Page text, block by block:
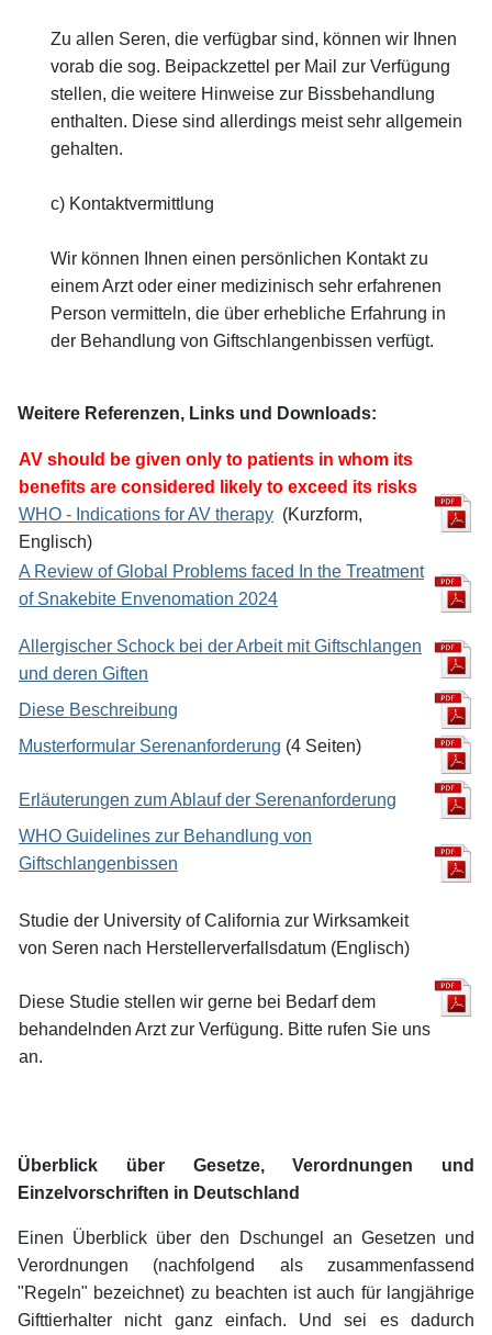
Zu allen Seren, die verfügbar sind, können wir Ihnen
vorab die sog. Beipackzettel per Mail zur Verfügung
stellen, die weitere Hinweise zur Bissbehandlung
enthalten. Diese sind allerdings meist sehr allgemein
gehalten.
c) Kontaktvermittlung
Wir können Ihnen einen persönlichen Kontakt zu
einem Arzt oder einer medizinisch sehr erfahrenen
Person vermitteln, die über erhebliche Erfahrung in
der Behandlung von Giftschlangenbissen verfügt.
Weitere Referenzen, Links und Downloads:
AV should be given only to patients in whom its
benefits are considered likely to exceed its risks
WHO - Indications for AV therapy (Kurzform,
Englisch)
A Review of Global Problems faced In the Treatment
of Snakebite Envenomation 2024
Allergischer Schock bei der Arbeit mit Giftschlangen
und deren Giften
Diese Beschreibung
Musterformular Serenanforderung (4 Seiten)
Erläuterungen zum Ablauf der Serenanforderung
WHO Guidelines zur Behandlung von
Giftschlangenbissen
Studie der University of California zur Wirksamkeit
von Seren nach Herstellerverfallsdatum (Englisch)
Diese Studie stellen wir gerne bei Bedarf dem
behandelnden Arzt zur Verfügung. Bitte rufen Sie uns
an.
Überblick über Gesetze, Verordnungen und
Einzelvorschriften in Deutschland
Einen Überblick über den Dschungel an Gesetzen und
Verordnungen (nachfolgend als zusammenfassend
"Regeln" bezeichnet) zu beachten ist auch für langjährige
Gifttierhalter nicht ganz einfach. Und sei es dadurch